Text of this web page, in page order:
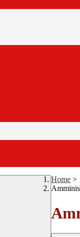
Home >